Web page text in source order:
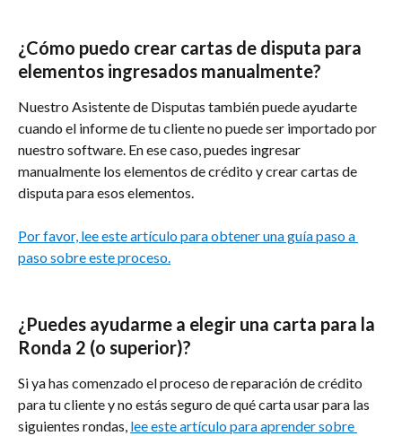
¿Cómo puedo crear cartas de disputa para
elementos ingresados manualmente?
Nuestro Asistente de Disputas también puede ayudarte
cuando el informe de tu cliente no puede ser importado por
nuestro software. En ese caso, puedes ingresar
manualmente los elementos de crédito y crear cartas de
disputa para esos elementos.
Por favor, lee este artículo para obtener una guía paso a
paso sobre este proceso.
¿Puedes ayudarme a elegir una carta para la
Ronda 2 (o superior)?
Si ya has comenzado el proceso de reparación de crédito
para tu cliente y no estás seguro de qué carta usar para las
siguientes rondas, lee este artículo para aprender sobre